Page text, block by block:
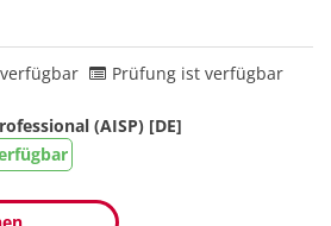
Prüfung ist verfügbar
(AISP) [DE]